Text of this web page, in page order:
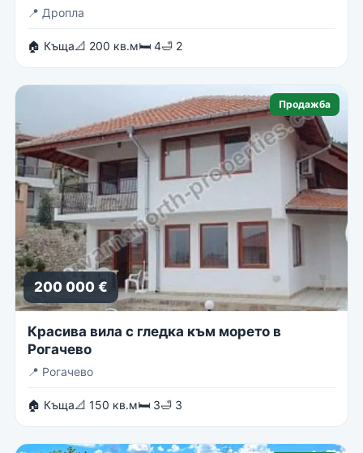
📍 Дропла
🏠 Къща📐 200 кв.м🛏 4🛁 2
Продажба
200 000 €
Красива вила с гледка към морето в
Рогачево
📍 Рогачево
🏠 Къща📐 150 кв.м🛏 3🛁 3